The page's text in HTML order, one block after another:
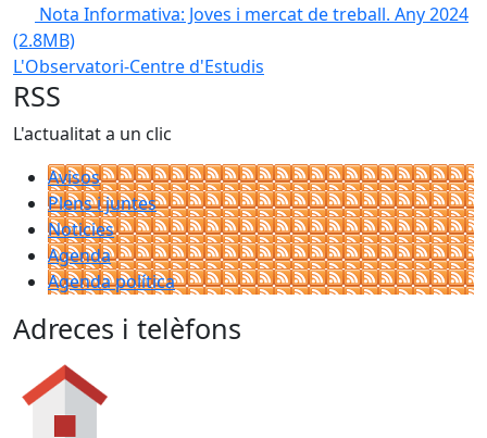
Nota Informativa: Joves i mercat de treball. Any 2024
(2.8MB)
L'Observatori-Centre d'Estudis
RSS
L'actualitat a un clic
Avisos
Plens i juntes
Noticies
Agenda
Agenda política
Adreces i telèfons